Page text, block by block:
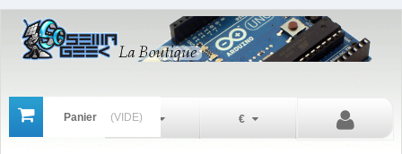
Panier (VIDE) €
Fr